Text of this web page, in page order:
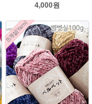
4,000원